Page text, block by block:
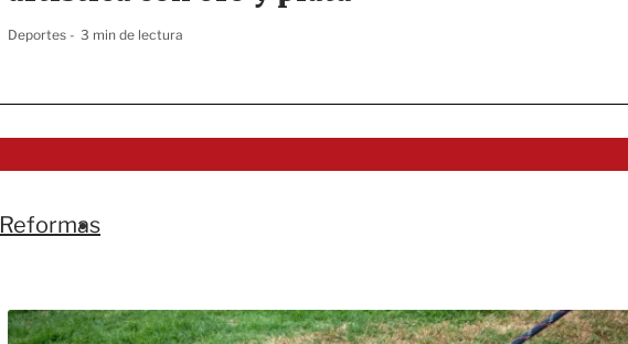
Deportes 3 min de lectura
Reformas